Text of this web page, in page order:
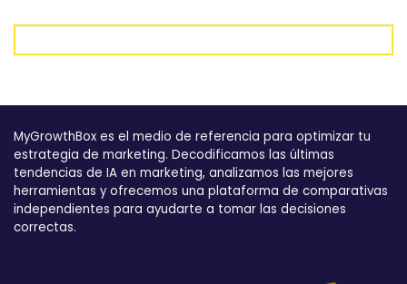
MyGrowthBox es el medio de referencia para optimizar tu
estrategia de marketing. Decodificamos las últimas
tendencias de IA en marketing, analizamos las mejores
herramientas y ofrecemos una plataforma de comparativas
independientes para ayudarte a tomar las decisiones
correctas.